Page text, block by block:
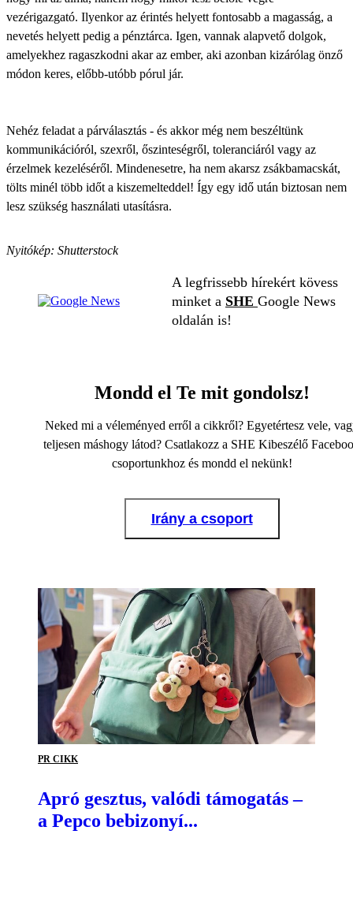
vezérigazgató. Ilyenkor az érintés helyett fontosabb a magasság, a
nevetés helyett pedig a pénztárca. Igen, vannak alapvető dolgok,
amelyekhez ragaszkodni akar az ember, aki azonban kizárólag önző
módon keres, előbb-utóbb pórul jár.
Nehéz feladat a párválasztás - és akkor még nem beszéltünk
kommunikációról, szexről, őszinteségről, toleranciáról vagy az
érzelmek kezeléséről. Mindenesetre, ha nem akarsz zsákbamacskát,
tölts minél több időt a kiszemelteddel! Így egy idő után biztosan nem
lesz szükség használati utasításra.
Nyitókép: Shutterstock
A legfrissebb hírekért kövess
minket a SHE Google News
oldalán is!
Mondd el Te mit gondolsz!
Neked mi a véleményed erről a cikkről? Egyetértesz vele,
teljesen máshogy látod? Csatlakozz a SHE Kibeszélő
csoportunkhoz és mondd el nekünk!
Irány a csoport
PR CIKK
Apró gesztus, valódi támogatás –
a Pepco bebizonyí...